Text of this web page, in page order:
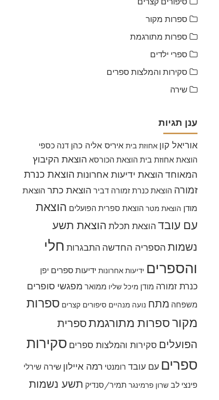
ספרות מקור
ספרות מתורגמת
ספרי ילדים
סקירות והמלצות ספרים
שירה
ענן תגיות
אוריאל קון אחוזת בית איריס אליה כהן דנה כספי
הוצאת אחוזת בית הוצאת הכורסא הוצאת הקיבוץ
המאוחד הוצאת ידיעות אחרונות הוצאת כנרת
זמורה הוצאת כנרת זמורה דביר הוצאת כתר הוצאת
מודן הוצאת מטר הוצאת ספרית הפועלים הוצאת
עם עובד הוצאת תכלת הוצאת תשע
נשמות הספריה החדשה התבגרות חלי
והספרים ידיעות אחרונות ידיעות ספרים יפן
כנרת זמורה מודן מיכל שליו ממואר מפגשי סופרים
משפחה מתח נועה מנהיים סיפורים קצרים ספרות
מקורספרות מתורגמתספרית
הפועלים סקירות והמלצות ספרים סקירות
ספרים עם עובד רומנטי רמה איילון שירה שירלי
פינצי לב שרון פרמינגר תמיר/סנדיק תשע נשמות